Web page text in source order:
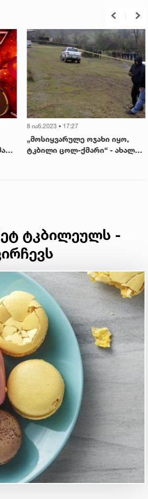
8 იან.2023 • 17:27
„მოსიყვარულე ოჯახი იყო,
ტკბილი ცოლ-ქმარი“ - ახალი
ტკბილეულს -